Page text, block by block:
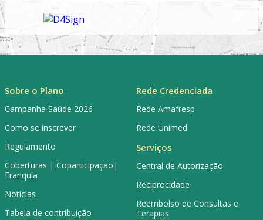
Sobre o Plano
Campanha Saúde 2026
Como se inscrever
Regulamento
Coberturas | Coparticipação|
Franquia
Notícias
Tabela de contribuição
Rede Credenciada
Rede Amafresp
Rede Unimed
Serviços
Central de Autorização
Reciprocidade
Reembolso de Consultas e
Terapias